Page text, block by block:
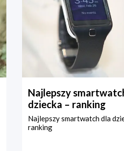
Najlepszy
dziecka – ranking
Najlepszy smartwatch dla
ranking